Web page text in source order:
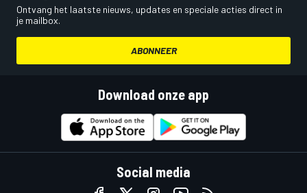
Ontvang het laatste nieuws, updates en speciale acties direct in
je mailbox.
ABONNEER
Download onze app
Social media